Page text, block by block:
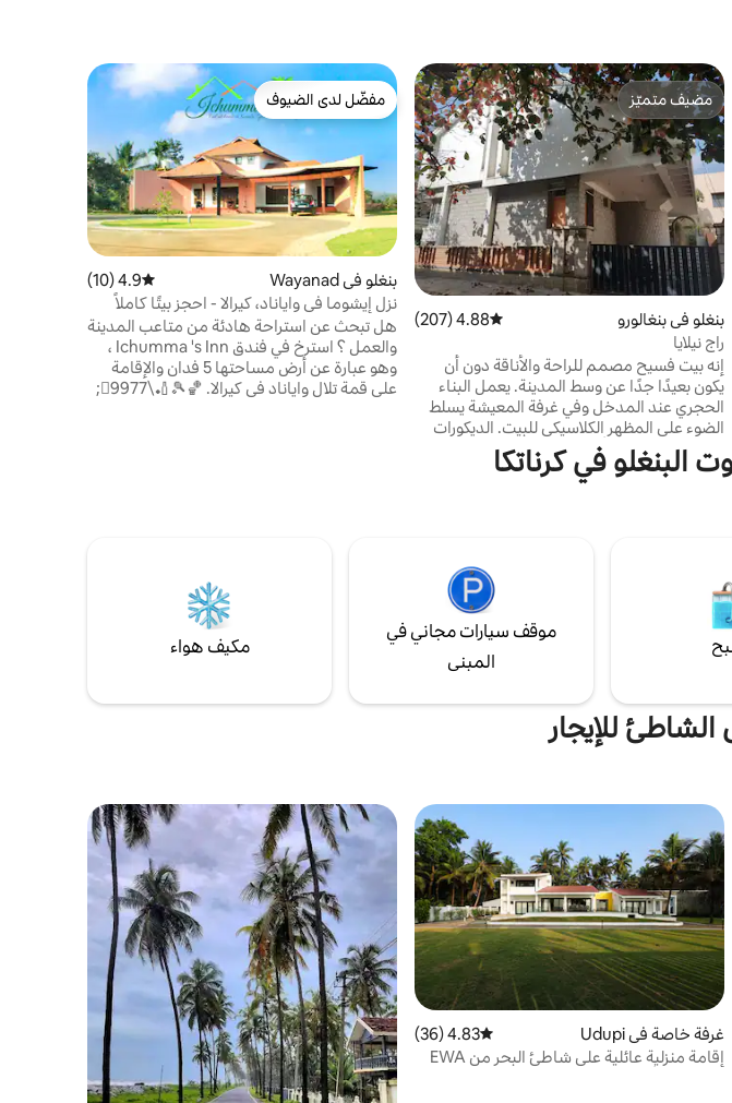
مضيف متميّز
مضيف متميّز
بنغلو في بنغالورو متوسط التقييم 4.88 من 5، 207 مراجعات
4.88 (207)
راج نيلايا
إنه بيت فسيح مصمم للراحة والأناقة دون أن
يكون بعيدًا جدًا عن وسط المدينة. يعمل البناء
الحجري عند المدخل وفي غرفة المعيشة يسلط
الضوء على المظهر الكلاسيكي للبيت. الديكورات
الداخلية مدهونة بألوان محايدة. يحتوي الديكور
على أرضيات رخامية وخشب شاي مع تشطيبات
العمل أثناء إقامتهم. خدمة تنظيف الغرف
الاختيارية.
مفضّل لدى الضيوف
مفضّل لدى الضيوف
بنغلو في Wayanad متوسط التقييم 4.9 من 5، 10 مراجعات
4.9 (10)
نزل إيشوما في واياناد، كيرالا - احجز بيتًا كاملاً
هل تبحث عن استراحة هادئة من متاعب المدينة
والعمل ؟ استرخ في فندق Ichumma 's Inn ،
وهو عبارة عن أرض مساحتها 5 فدان والإقامة
على قمة تلال واياناد في كيرالا. 🏀🎾🏏\9977;🏻‍
البنغلو في كرناتكا
موقف سيارات مجاني في
المبنى
مكيف هواء
الشاطئ للإيجار
غرفة خاصة في Udupi متوسط التقييم 4.83 من 5، 36 مراجعات
4.83 (36)
إقامة منزلية عائلية على شاطئ البحر من EWA